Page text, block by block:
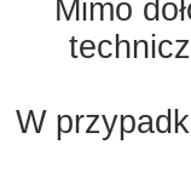
Mimo
W